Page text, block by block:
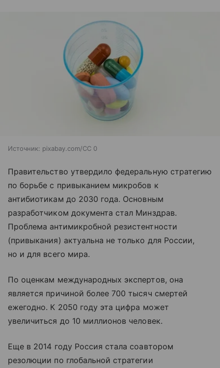
Источник: pixabay.com/CC 0
Правительство утвердило федеральную стратегию
по борьбе с привыканием микробов к
антибиотикам до 2030 года. Основным
разработчиком документа стал Минздрав.
Проблема антимикробной резистентности
(привыкания) актуальна не только для России,
но и для всего мира.
По оценкам международных экспертов, она
является причиной более 700 тысяч смертей
ежегодно. К 2050 году эта цифра может
увеличиться до 10 миллионов человек.
Еще в 2014 году Россия стала соавтором
резолюции по глобальной стратегии